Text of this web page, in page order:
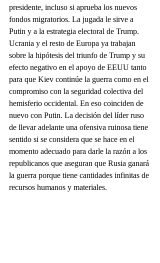
presidente, incluso si aprueba los nuevos
fondos migratorios. La jugada le sirve a
Putin y a la estrategia electoral de Trump.
Ucrania y el resto de Europa ya trabajan
sobre la hipótesis del triunfo de Trump y su
efecto negativo en el apoyo de EEUU tanto
para que Kiev continúe la guerra como en el
compromiso con la seguridad colectiva del
hemisferio occidental. En eso coinciden de
nuevo con Putin. La decisión del líder ruso
de llevar adelante una ofensiva ruinosa tiene
sentido si se considera que se hace en el
momento adecuado para darle la razón a los
republicanos que aseguran que Rusia ganará
la guerra porque tiene cantidades infinitas de
recursos humanos y materiales.